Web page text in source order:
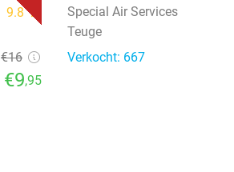
9.8star
€16
€9,95
Special Air Services
Teuge
Verkocht: 667